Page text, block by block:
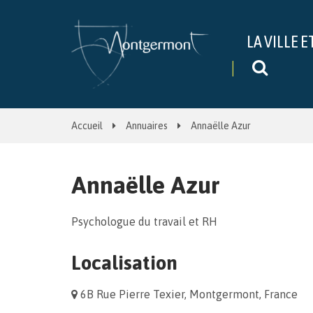
LA VILLE
Accueil Annuaires Annaëlle Azur
Annaëlle Azur
Psychologue du travail et RH
Localisation
6B Rue Pierre Texier, Montgermont, France